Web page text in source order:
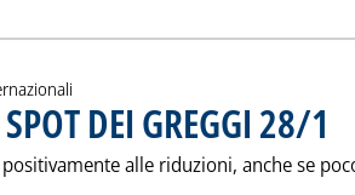
DEI GREGGI 28/1
alle riduzioni, anche se